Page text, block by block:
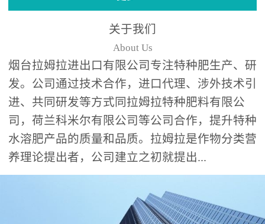
分中心”的科研开发系统，
关于我们
About Us
烟台拉姆拉进出口有限公司专注特种肥生产、研
发。公司通过技术合作，进口代理、涉外技术引
进、共同研发等方式同拉姆拉特种肥料有限公
司，荷兰科米尔有限公司等公司合作，提升特种
水溶肥产品的质量和品质。拉姆拉是作物分类营
养理论提出者，公司建立之初就提出...